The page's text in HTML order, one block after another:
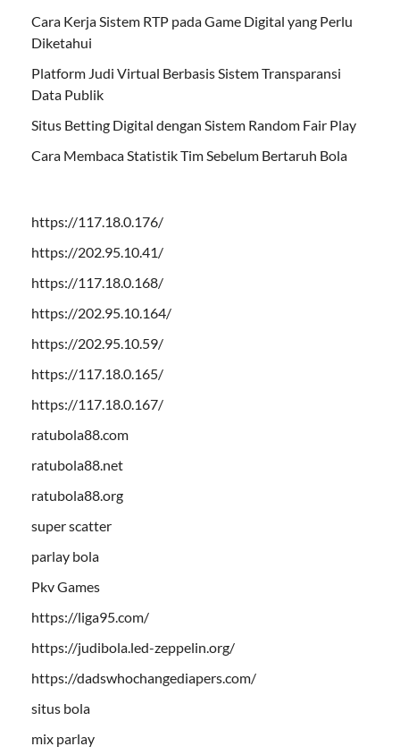
Cara Kerja Sistem RTP pada Game Digital yang Perlu
Diketahui
Platform Judi Virtual Berbasis Sistem Transparansi
Data Publik
Situs Betting Digital dengan Sistem Random Fair Play
Cara Membaca Statistik Tim Sebelum Bertaruh Bola
https://117.18.0.176/
https://202.95.10.41/
https://117.18.0.168/
https://202.95.10.164/
https://202.95.10.59/
https://117.18.0.165/
https://117.18.0.167/
ratubola88.com
ratubola88.net
ratubola88.org
super scatter
parlay bola
Pkv Games
https://liga95.com/
https://judibola.led-zeppelin.org/
https://dadswhochangediapers.com/
situs bola
mix parlay